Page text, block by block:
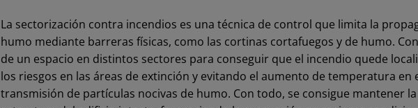
La sectorización contra incendios es una técnica de control que limita la
humo mediante barreras físicas, como las cortinas cortafuegos y de humo.
de un espacio en distintos sectores para conseguir que el incendio quede
los riesgos en las áreas de extinción y evitando el aumento de temperatura en
transmisión de partículas nocivas de humo. Con todo, se consigue mantener